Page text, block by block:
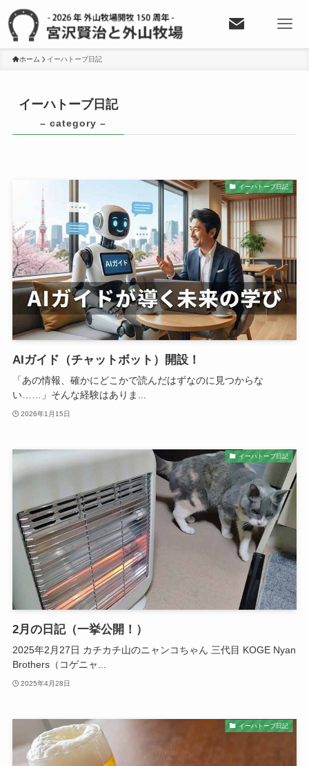
ホーム イーハトーブ日記
イーハトーブ日記
– category –
イーハトーブ日記
AIガイド（チャットボット）開設！
「あの情報、確かにどこかで読んだはずなのに見つからな
い……」そんな経験はありま...
2026年1月15日
イーハトーブ日記
2月の日記（一挙公開！）
2025年2月27日 カチカチ山のニャンコちゃん 三代目 KOGE Nyan
Brothers（コゲニャ...
2025年4月28日
イーハトーブ日記